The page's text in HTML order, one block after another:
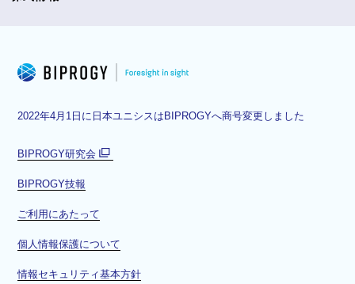
2022年4月1日に日本ユニシスはBIPROGYへ商号変更しました
BIPROGY研究会
ド
で
BIPROGY技報
ご利用にあたって
個人情報保護について
情報セキュリティ基本方針